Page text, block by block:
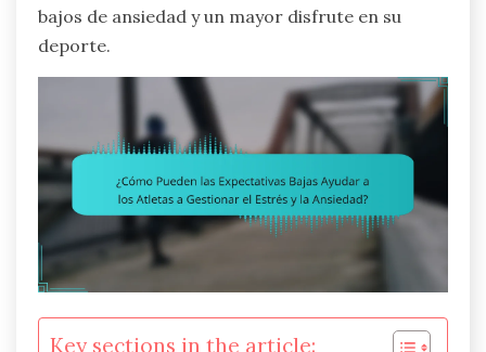
bajos de ansiedad y un mayor disfrute en su
deporte.
Key sections in the article: